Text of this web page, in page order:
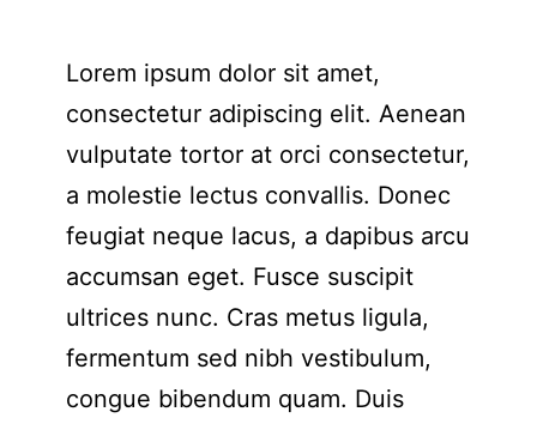
Lorem ipsum dolor sit amet,
consectetur adipiscing elit. Aenean
vulputate tortor at orci consectetur,
a molestie lectus convallis. Donec
feugiat neque lacus, a dapibus arcu
accumsan eget. Fusce suscipit
ultrices nunc. Cras metus ligula,
fermentum sed nibh vestibulum,
congue bibendum quam. Duis